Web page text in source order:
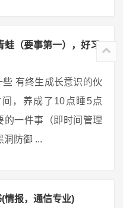
（要事第一），好习
有终生成长意识的伙
，养成了10点睡5点
的一件事（即时间管理
洞防御 ...
情报，通信专业)